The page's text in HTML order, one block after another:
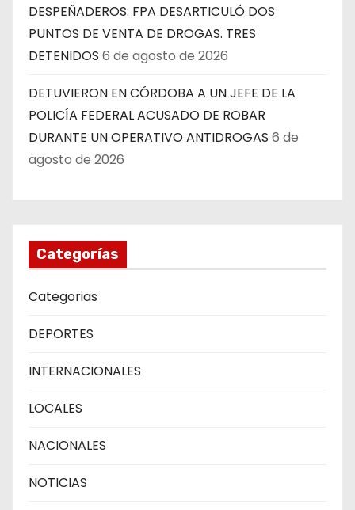
DESPEÑADEROS: FPA DESARTICULÓ DOS
PUNTOS DE VENTA DE DROGAS. TRES
DETENIDOS 6 de agosto de 2026
DETUVIERON EN CÓRDOBA A UN JEFE DE LA
POLICÍA FEDERAL ACUSADO DE ROBAR
DURANTE UN OPERATIVO ANTIDROGAS 6 de
agosto de 2026
Categorías
Categorias
DEPORTES
INTERNACIONALES
LOCALES
NACIONALES
NOTICIAS